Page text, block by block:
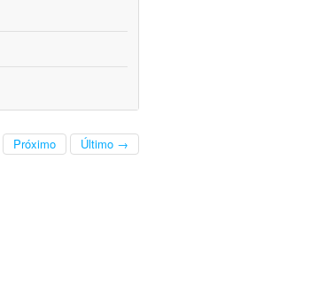
Próximo Último →